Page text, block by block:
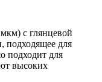
с глянцевой
подходящее для
подходит для
высоких